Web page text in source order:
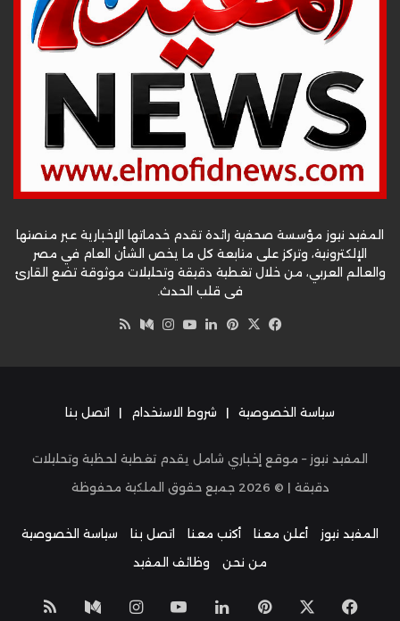
المفيد نيوز مؤسسة صحفية رائدة تقدم خدماتها الإخبارية عبر منصتها
الإلكترونية، وتركز على متابعة كل ما يخص الشأن العام في مصر
والعالم العربي، من خلال تغطية دقيقة وتحليلات موثوقة تضع القارئ
في قلب الحدث.
فيسبوك
‫X بينتيريست
لينكدإن‫YouTube
انستقرام
وسط
سياسة الخصوصية | شروط الاستخدام | اتصل بنا
المفيد نيوز – موقع إخباري شامل يقدم تغطية لحظية وتحليلات
دقيقة | © 2026 جميع حقوق الملكية محفوظة
المفيد نيوز أعلن معنا أكتب معنا اتصل بنا
سياسة الخصوصية
من نحن
وظائف المفيد
فيسبوك بينتيريست
لينكدإن‫YouTube
انستقراموسط